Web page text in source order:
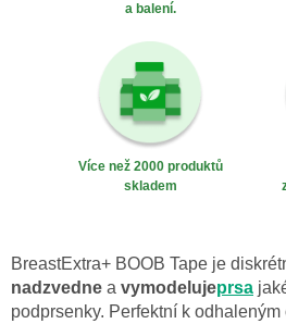
a balení.
Více než 2000 produktů
skladem
BreastExtra+ BOOB Tape je
nadzvedne a vymodelujeprsa
podprsenky. Perfektní k